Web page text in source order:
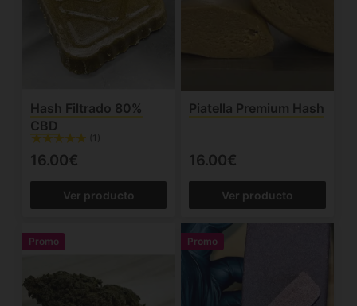
Hash Filtrado 80%
CBD
(1)
16.00€
Ver producto
Piatella Premium Hash
16.00€
Ver producto
Promo Promo